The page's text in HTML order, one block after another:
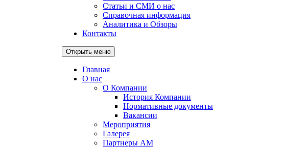
Статьи и СМИ о нас
Справочная информация
Аналитика и Обзоры
Контакты
Открыть меню
Главная
О нас
О Компании
История Компании
Нормативные документы
Вакансии
Мероприятия
Галерея
Партнеры АМ